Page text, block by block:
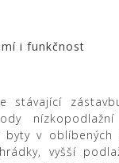
i funkčnost
stávající
v
vyšší